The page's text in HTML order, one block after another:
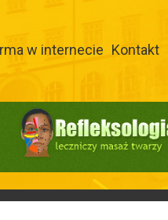
w internecie Kontakt